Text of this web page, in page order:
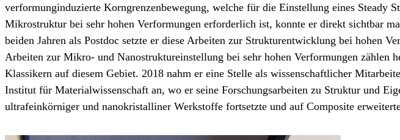
verformunginduzierte Korngrenzenbewegung, welche für die Einstellung eines Steady
Mikrostruktur bei sehr hohen Verformungen erforderlich ist, konnte er direkt sichtbar
beiden Jahren als Postdoc setzte er diese Arbeiten zur Strukturentwicklung bei hohen
Arbeiten zur Mikro- und Nanostruktureinstellung bei sehr hohen Verformungen zählen
Klassikern auf diesem Gebiet. 2018 nahm er eine Stelle als wissenschaftlicher
Institut für Materialwissenschaft an, wo er seine Forschungsarbeiten zu Struktur und
ultrafeinkörniger und nanokristalliner Werkstoffe fortsetzte und auf Composite